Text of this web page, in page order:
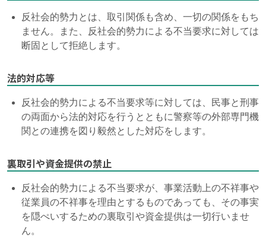
反社会的勢力とは、取引関係も含め、一切の関係をもち
ません。また、反社会的勢力による不当要求に対しては
断固として拒絶します。
法的対応等
反社会的勢力による不当要求等に対しては、民事と刑事
の両面から法的対応を行うとともに警察等の外部専門機
関との連携を図り毅然とした対応をします。
裏取引や資金提供の禁止
反社会的勢力による不当要求が、事業活動上の不祥事や
従業員の不祥事を理由とするものであっても、その事実
を隠ぺいするための裏取引や資金提供は一切行いませ
ん。